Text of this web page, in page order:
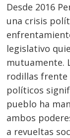
Desde 2016
una crisis
legislativo
mutuamente.
rodillas frente
políticos
pueblo ha
ambos
a revueltas